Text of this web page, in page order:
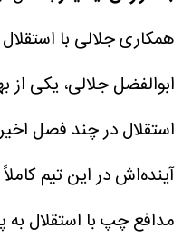
همکاری جلالی با
ابوالفضل جلالی، یکی از
استقلال در چند فصل
آینده‌اش در این تیم
مدافع چپ با استقلال به